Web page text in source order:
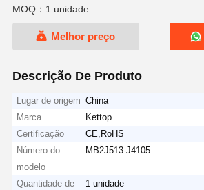
MOQ：1 unidade
Melhor preço
Descrição De Produto
Lugar de origem China
Marca
Kettop
Certificação
CE,RoHS
Número do
modelo
MB2J513-J4105
Quantidade de
1 unidade